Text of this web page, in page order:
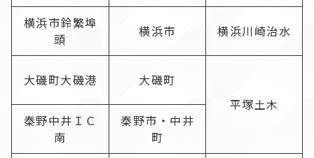
横浜市鈴繁埠
頭
横浜市 横浜川崎治水
大磯町大磯港
大磯町
平塚土木
秦野中井ＩＣ
南
秦野市・中井
町